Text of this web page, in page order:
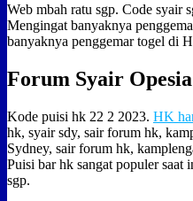
Web mbah ratu sgp. Code syair
Mengingat banyaknya
banyaknya penggemar togel di
Forum Syair
Kode puisi hk 22 2 2023. HK
hk, syair sdy, sair forum hk,
Sydney, sair forum hk,
Puisi bar hk sangat populer
sgp.